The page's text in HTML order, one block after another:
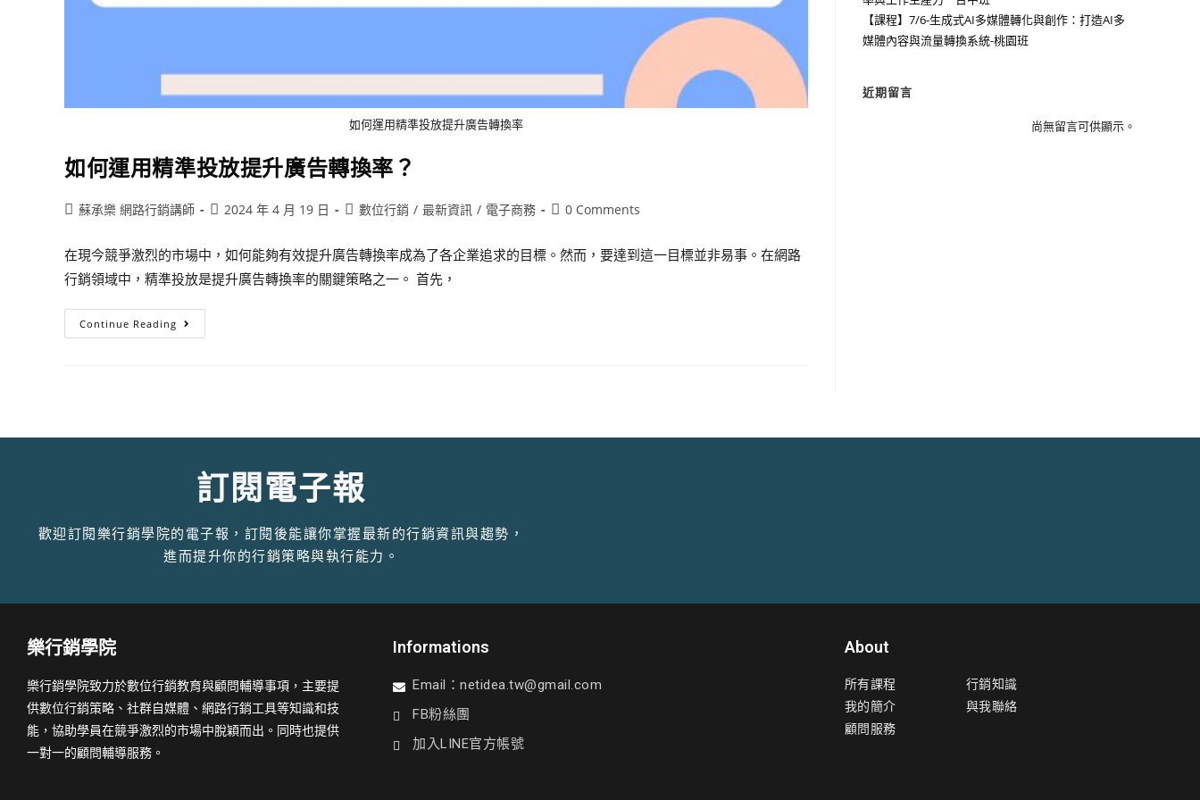
如何運用精準投放提升廣告轉換率
如何運用精準投放提升廣告轉換率？
蘇承樂 網路行銷講師 2024 年 4 月 19 日 數位行銷 / 最新資訊 / 電子商務 0 Comments
在現今競爭激烈的市場中，如何能夠有效提升廣告轉換率成為了各企業追求的目標。然而，要達到這一目標並非易事。在網路
行銷領域中，精準投放是提升廣告轉換率的關鍵策略之一。 首先，
Continue Reading
【課程】7/6-生成式AI多媒體轉化與創作：打造AI多
媒體內容與流量轉換系統-桃園班
近期留言
尚無留言可供顯示。
訂閱電子報
歡迎訂閱樂行銷學院的電子報，訂閱後能讓你掌握最新的行銷資訊與趨勢，
進而提升你的行銷策略與執行能力。
樂行銷學院
樂行銷學院致力於數位行銷教育與顧問輔導事項，主要提
供數位行銷策略、社群自媒體、網路行銷工具等知識和技
能，協助學員在競爭激烈的市場中脫穎而出。同時也提供
一對一的顧問輔導服務。
Informations
Email：netidea.tw@gmail.com
FB粉絲團
加入LINE官方帳號
About
所有課程
我的簡介
顧問服務
行銷知識
與我聯絡